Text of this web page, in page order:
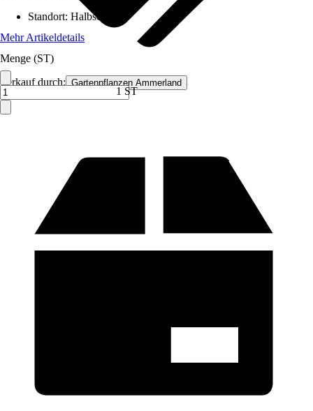
Verkauf durch: Gartenpflanzen Ammerland
Standort: Halbschatten
Mehr Artikeldetails
Menge (ST)
1 ST